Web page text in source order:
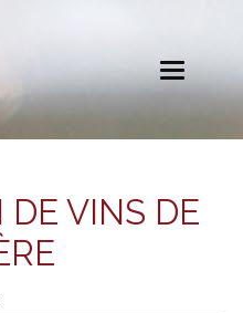
Toggle
DE VINS DE